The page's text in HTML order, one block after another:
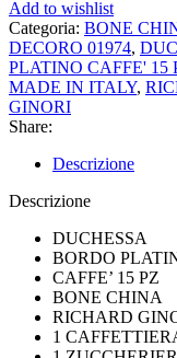
CAFFE'
15
PZ.
BONE
CHINA
RICHARD
GINORI
01974
quantità
Add to wishlist
Categoria: BONE
DECORO 01974,
PLATINO CAFFE'
MADE IN ITALY,
GINORI
Share:
Descrizione
Descrizione
DUCHESSA
BORDO
CAFFE’ 15 PZ
BONE CHINA
RICHARD
1